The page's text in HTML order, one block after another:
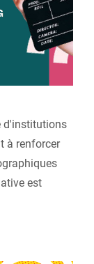
d'institutions
à renforcer
est